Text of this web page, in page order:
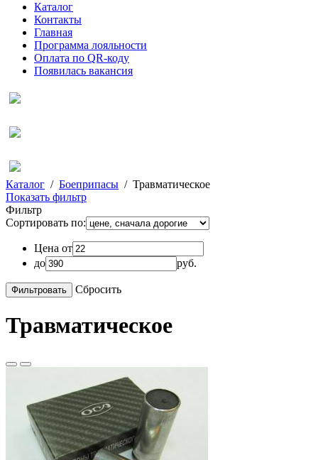
Каталог
Контакты
Главная
Программа лояльности
Оплата по QR-коду
Появилась вакансия
Каталог / Боеприпасы / Травматическое
Показать фильтр
Фильтр
Сортировать по:
Цена от
до
руб.
Сбросить
Травматическое